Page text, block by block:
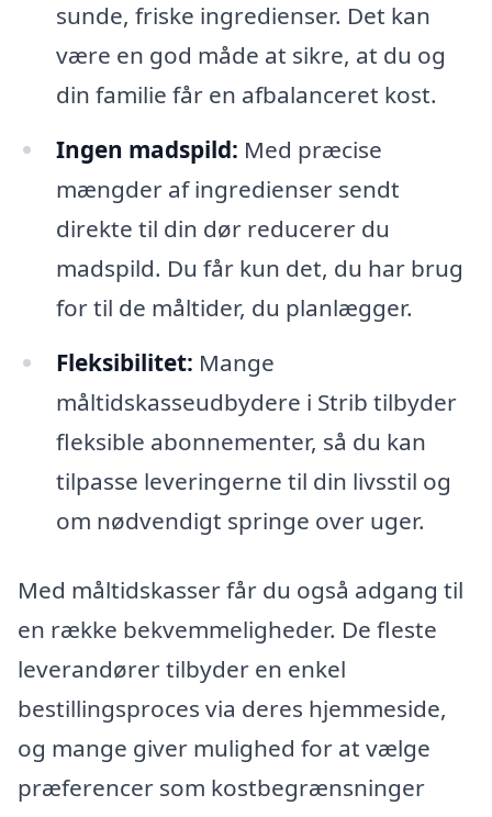
sunde, friske ingredienser. Det kan
være en god måde at sikre, at du og
din familie får en afbalanceret kost.
Ingen madspild: Med præcise
mængder af ingredienser sendt
direkte til din dør reducerer du
madspild. Du får kun det, du har brug
for til de måltider, du planlægger.
Fleksibilitet: Mange
måltidskasseudbydere i Strib tilbyder
fleksible abonnementer, så du kan
tilpasse leveringerne til din livsstil og
om nødvendigt springe over uger.
Med måltidskasser får du også adgang til
en række bekvemmeligheder. De fleste
leverandører tilbyder en enkel
bestillingsproces via deres hjemmeside,
og mange giver mulighed for at vælge
præferencer som kostbegrænsninger